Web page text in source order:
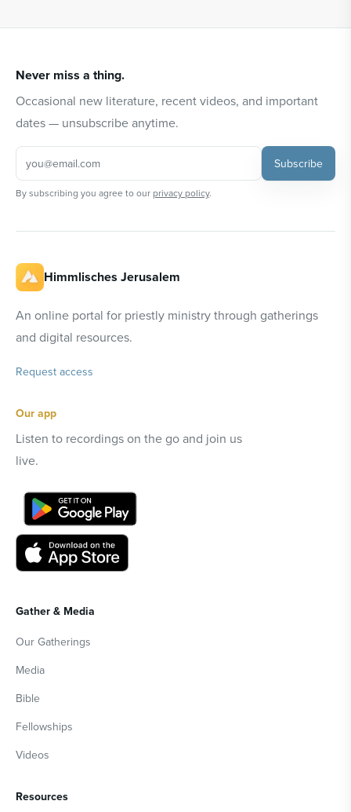
Never miss a thing.
Occasional new literature, recent videos, and important
dates — unsubscribe anytime.
Subscribe
By subscribing you agree to our privacy policy.
Himmlisches Jerusalem
An online portal for priestly ministry through gatherings
and digital resources.
Request access
Our app
Listen to recordings on the go and join us
live.
Gather & Media
Our Gatherings
Media
Bible
Fellowships
Videos
Resources